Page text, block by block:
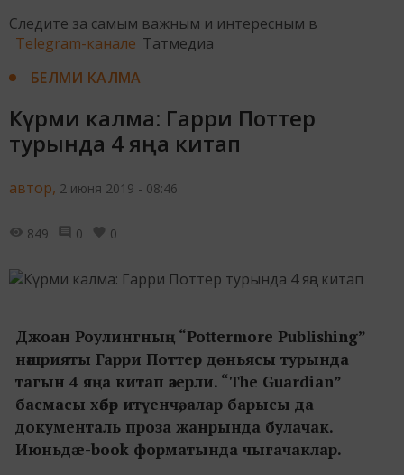
Следите за самым важным и интересным в
Telegram-канале Татмедиа
БЕЛМИ КАЛМА
Күрми калма: Гарри Поттер
турында 4 яңа китап
автор, 2 июня 2019 - 08:46
849 0 0
Джоан Роулингның “Pottermore Publishing”
нәшрияты Гарри Поттер дөньясы турында
тагын 4 яңа китап әзерли. “The Guardian”
басмасы хәбәр итүенчә, алар барысы да
документаль проза жанрында булачак.
Июньдә e-book форматында чыгачаклар.